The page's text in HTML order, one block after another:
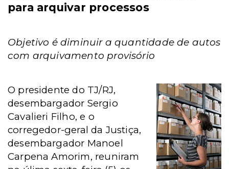
para arquivar processos
Objetivo é diminuir a quantidade de autos
com arquivamento provisório
O presidente do TJ/RJ,
desembargador Sergio
Cavalieri Filho, e o
corregedor-geral da Justiça,
desembargador Manoel
Carpena Amorim, reuniram